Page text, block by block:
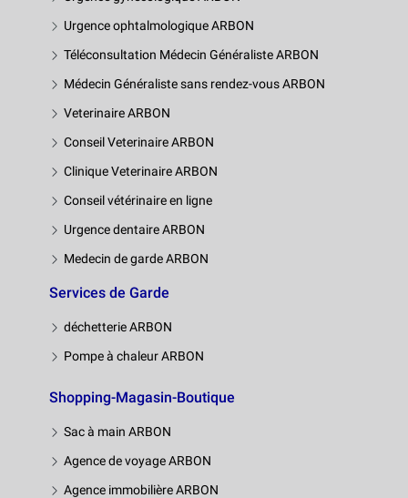
Urgence ophtalmologique ARBON
Téléconsultation Médecin Généraliste ARBON
Médecin Généraliste sans rendez-vous ARBON
Veterinaire ARBON
Conseil Veterinaire ARBON
Clinique Veterinaire ARBON
Conseil vétérinaire en ligne
Urgence dentaire ARBON
Medecin de garde ARBON
Services de Garde
déchetterie ARBON
Pompe à chaleur ARBON
Shopping-Magasin-Boutique
Sac à main ARBON
Agence de voyage ARBON
Agence immobilière ARBON